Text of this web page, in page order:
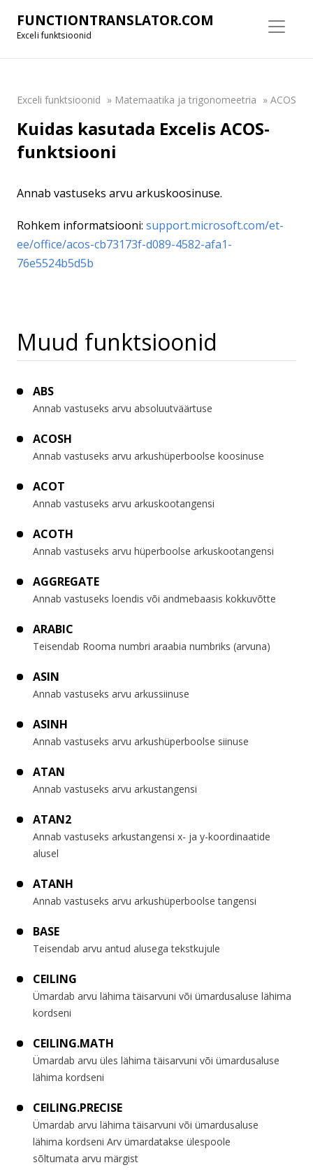
FUNCTIONTRANSLATOR.COM
Exceli funktsioonid
Exceli funktsioonid » Matemaatika ja trigonomeetria » ACOS
Kuidas kasutada Excelis ACOS-
funktsiooni
Annab vastuseks arvu arkuskoosinuse.
Rohkem informatsiooni: support.microsoft.com/et-
ee/office/acos-cb73173f-d089-4582-afa1-
76e5524b5d5b
Muud funktsioonid
ABS
Annab vastuseks arvu absoluutväärtuse
ACOSH
Annab vastuseks arvu arkushüperboolse koosinuse
ACOT
Annab vastuseks arvu arkuskootangensi
ACOTH
Annab vastuseks arvu hüperboolse arkuskootangensi
AGGREGATE
Annab vastuseks loendis või andmebaasis kokkuvõtte
ARABIC
Teisendab Rooma numbri araabia numbriks (arvuna)
ASIN
Annab vastuseks arvu arkussiinuse
ASINH
Annab vastuseks arvu arkushüperboolse siinuse
ATAN
Annab vastuseks arvu arkustangensi
ATAN2
Annab vastuseks arkustangensi x- ja y-koordinaatide
alusel
ATANH
Annab vastuseks arvu arkushüperboolse tangensi
BASE
Teisendab arvu antud alusega tekstkujule
CEILING
Ümardab arvu lähima täisarvuni või ümardusaluse lähima
kordseni
CEILING.MATH
Ümardab arvu üles lähima täisarvuni või ümardusaluse
lähima kordseni
CEILING.PRECISE
Ümardab arvu lähima täisarvuni või ümardusaluse
lähima kordseni Arv ümardatakse ülespoole
sõltumata arvu märgist